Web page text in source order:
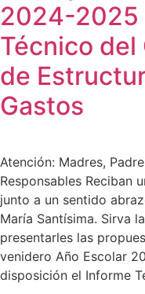
2024-2025
Técnico
de
Gastos
Atención: Madres,
Responsables Reciban
junto a un sentido
María Santísima. Sirva
presentarles las
venidero Año Escolar
disposición el Informe